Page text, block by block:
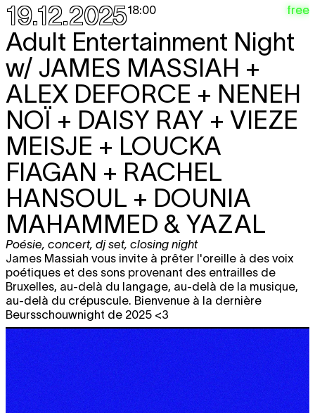
19.12.202518:00 free
Adult Entertainment Night
w/ JAMES MASSIAH +
ALEX DEFORCE + NENEH
NOÏ + DAISY RAY + VIEZE
MEISJE + LOUCKA
FIAGAN + RACHEL
HANSOUL + DOUNIA
MAHAMMED & YAZAL
Poésie concert, dj set, closing night
James Massiah vous invite à prêter l'oreille à des voix
poétiques et des sons provenant des entrailles de
Bruxelles, au-delà du langage, au-delà de la musique,
au-delà du crépuscule. Bienvenue à la dernière
Beursschouwnight de 2025 <3